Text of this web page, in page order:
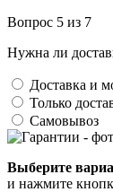
Вопрос 5 из 7
Нужна ли
Доставка и
Только
Самовывоз
Выберите
и нажмите